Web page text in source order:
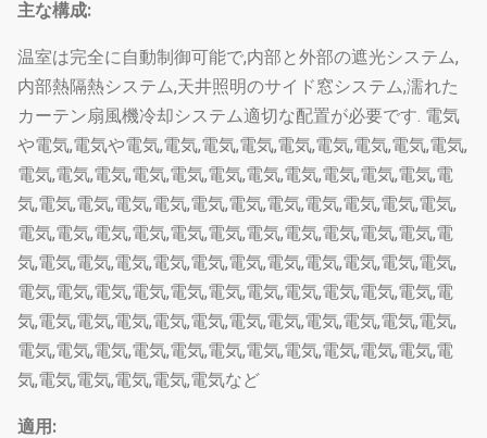
主な構成:
温室は完全に自動制御可能で,内部と外部の遮光システム,
内部熱隔熱システム,天井照明のサイド窓システム,濡れた
カーテン扇風機冷却システム適切な配置が必要です. 電気
や電気,電気や電気,電気,電気,電気,電気,電気,電気,電気,電気,
電気,電気,電気,電気,電気,電気,電気,電気,電気,電気,電気,電
気,電気,電気,電気,電気,電気,電気,電気,電気,電気,電気,電気,
電気,電気,電気,電気,電気,電気,電気,電気,電気,電気,電気,電
気,電気,電気,電気,電気,電気,電気,電気,電気,電気,電気,電気,
電気,電気,電気,電気,電気,電気,電気,電気,電気,電気,電気,電
気,電気,電気,電気,電気,電気,電気,電気,電気,電気,電気,電気,
電気,電気,電気,電気,電気,電気,電気,電気,電気,電気,電気,電
気,電気,電気,電気,電気,電気など
適用: